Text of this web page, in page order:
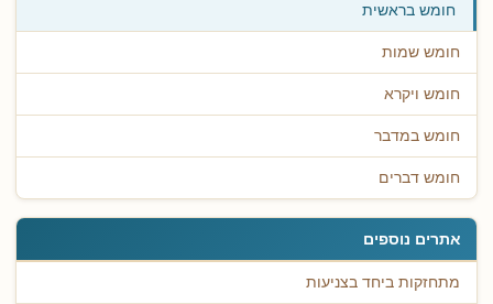
חומש בראשית
חומש שמות
חומש ויקרא
חומש במדבר
חומש דברים
אתרים נוספים
מתחזקות ביחד בצניעות